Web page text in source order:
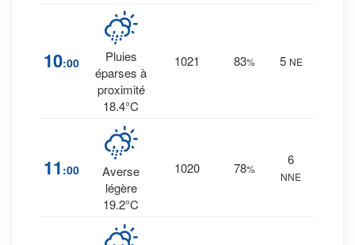
10:00
Pluies
éparses à
proximité
18.4°C
1021 83% 5 NE
11 :00
Averse
légère
19.2°C
1020 78%
6
NNE